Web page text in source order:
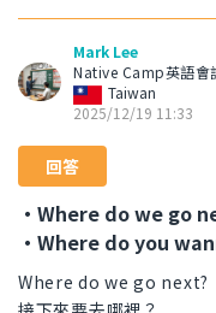
Mark Lee
Native Camp英語會
Taiwan
2025/12/19 11:33
回答
・Where do we go
・Where do you
Where do we go next?